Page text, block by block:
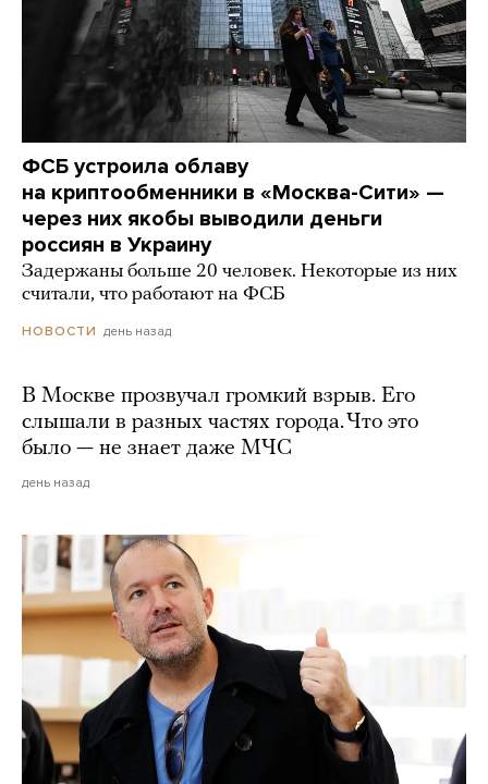
ФСБ устроила облаву
на криптообменники в «Москва-Сити» —
через них якобы выводили деньги
россиян в Украину
Задержаны больше 20 человек. Некоторые из них
считали, что работают на ФСБ
НОВОСТИ день назад
В Москве прозвучал громкий взрыв. Его
слышали в разных частях города. Что это
было — не знает даже МЧС
день назад